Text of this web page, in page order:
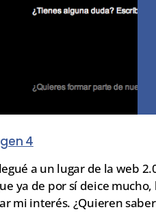
a un lugar de la web
ya de por sí deice
mi interés. ¿Quieren